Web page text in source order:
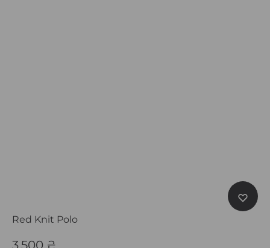
Red Knit Polo
3,500 ₴